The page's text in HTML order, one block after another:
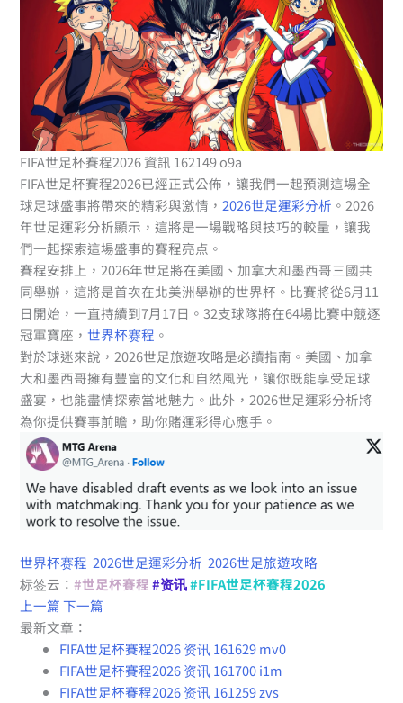
FIFA世足杯賽程2026 資訊 162149 o9a
FIFA世足杯賽程2026已經正式公佈，讓我們一起預測這場全
球足球盛事將帶來的精彩與激情，2026世足運彩分析 。2026
年世足運彩分析顯示，這將是一場戰略與技巧的較量，讓我
們一起探索這場盛事的賽程亮点。
賽程安排上，2026年世足將在美國、加拿大和墨西哥三國共
同舉辦，這將是首次在北美洲舉辦的世界杯。比賽將從6月11
日開始，一直持續到7月17日。32支球隊將在64場比賽中競逐
冠軍寶座，世界杯赛程 。
對於球迷來說，2026世足旅遊攻略是必讀指南。美國、加拿
大和墨西哥擁有豐富的文化和自然風光，讓你既能享受足球
盛宴，也能盡情探索當地魅力。此外，2026世足運彩分析將
為你提供賽事前瞻，助你賭運彩得心應手。
世界杯赛程 2026世足運彩分析 2026世足旅遊攻略
标签云：#世足杯賽程 #资讯#FIFA世足杯賽程2026
上一篇 下一篇
最新文章：
FIFA世足杯賽程2026 资讯 161629 mv0
FIFA世足杯賽程2026 资讯 161700 i1m
FIFA世足杯賽程2026 资讯 161259 zvs